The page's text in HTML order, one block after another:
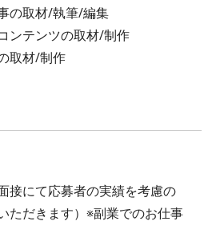
の取材/執筆/編集
ンテンツの取材/制作
取材/制作
接にて応募者の実績を考慮の
ただきます）※副業でのお仕事